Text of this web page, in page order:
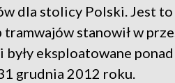
dla stolicy Polski. Jest
tramwajów stanowił w
eksploatowane
grudnia 2012 roku.